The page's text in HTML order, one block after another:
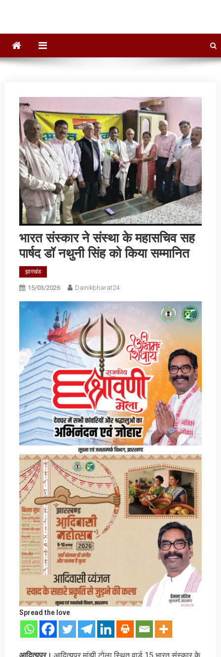
भारत संस्कार ने संस्था के महासचिव सह
पार्षद डॉ नथुनी सिंह को किया सम्मानित
झारखंड
15/03/2026 Dainikbharat24
Spread the love